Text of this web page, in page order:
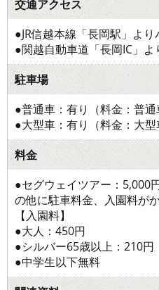
交通アクセス
●JR信越本線「長岡駅」よ
●関越自動車道「長岡IC」よ
駐車場
●普通車：有り（料金：普通
●大型車：有り（料金：大型
料金
●セグウェイツアー：5,000
の他に駐車料金、入園料がか
【入園料】
●大人：450円
●シルバー65歳以上：210円
●中学生以下無料